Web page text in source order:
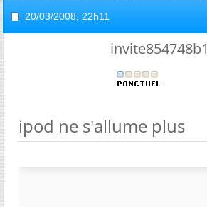
20/03/2008, 22h11
invite854748b1
ipod ne s'allume plus